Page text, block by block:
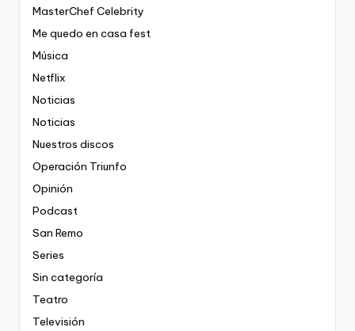
MasterChef Celebrity
Me quedo en casa fest
Música
Netflix
Noticias
Noticias
Nuestros discos
Operación Triunfo
Opinión
Podcast
San Remo
Series
Sin categoría
Teatro
Televisión